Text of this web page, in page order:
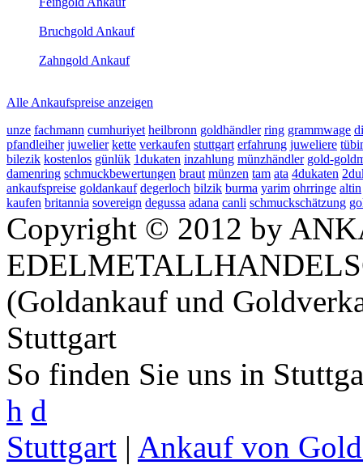
Bruchgold Ankauf
Zahngold Ankauf
Alle Ankaufspreise anzeigen
unze fachmann cumhuriyet heilbronn goldhändler ring grammwage
pfandleiher juwelier kette verkaufen stuttgart erfahrung juweliere
bilezik kostenlos günlük 1dukaten inzahlung münzhändler gold-
damenring schmuckbewertungen braut münzen tam ata 4dukaten
ankaufspreise goldankauf degerloch bilzik burma yarim ohrringe altin
kaufen britannia sovereign degussa adana canli schmuckschätzung
Copyright © 2012 by
(Goldankauf und
Stuttgart
So finden Sie uns in
h d
Stuttgart | Ankauf von